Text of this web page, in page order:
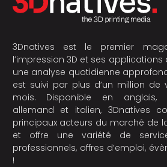
3Dnatives est le premier
l’impression 3D et ses
une analyse quotidienne
est suivi par plus d’un million de
mois. Disponible en anglais,
allemand et italien, 3Dnatives
principaux acteurs du marché de
et offre une variété de
professionnels, offres d’emploi,
!